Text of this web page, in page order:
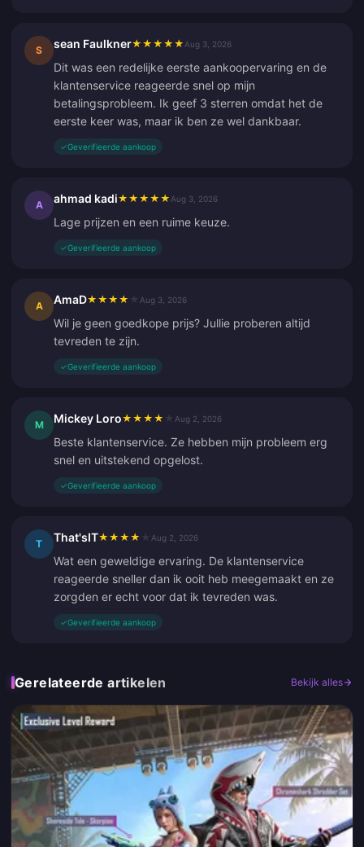
S sean Faulkner★ ★ ★ ★ ★ Aug 3, 2026
Dit was een redelijke eerste aankoopervaring en de
klantenservice reageerde snel op mijn
betalingsprobleem. Ik geef 3 sterren omdat het de
eerste keer was, maar ik ben ze wel dankbaar.
✓Geverifieerde aankoop
A ahmad kadi★ ★ ★ ★ ★ Aug 3, 2026
Lage prijzen en een ruime keuze.
✓Geverifieerde aankoop
A AmaD★ ★ ★ ★ Aug 3, 2026
Wil je geen goedkope prijs? Jullie proberen altijd
tevreden te zijn.
✓Geverifieerde aankoop
M Mickey Loro★ ★ ★ ★ Aug 2, 2026
Beste klantenservice. Ze hebben mijn probleem erg
snel en uitstekend opgelost.
✓Geverifieerde aankoop
T That'sIT★ ★ ★ ★ Aug 2, 2026
Wat een geweldige ervaring. De klantenservice
reageerde sneller dan ik ooit heb meegemaakt en ze
zorgden er echt voor dat ik tevreden was.
✓Geverifieerde aankoop
Gerelateerde artikelen Bekijk alles